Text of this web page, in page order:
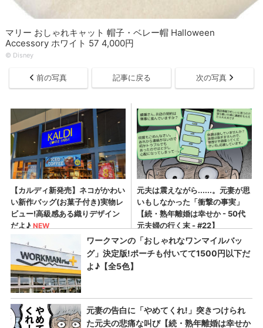
マリー おしゃれキャット 帽子・ベレー帽 Halloween
Accessory ホワイト 57 4,000円
© Disney
前の写真 記事に戻る 次の写真